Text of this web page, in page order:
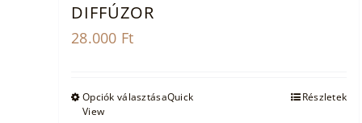
DIFFÚZOR
28.000 Ft
Opciók választásaEnnek
Részletek
Quick
View